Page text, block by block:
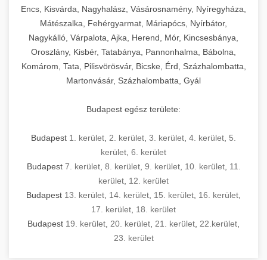
Encs, Kisvárda, Nagyhalász, Vásárosnamény, Nyíregyháza,
Mátészalka, Fehérgyarmat, Máriapócs, Nyírbátor,
Nagykálló, Várpalota, Ajka, Herend, Mór, Kincsesbánya,
Oroszlány, Kisbér, Tatabánya, Pannonhalma, Bábolna,
Komárom, Tata, Pilisvörösvár, Bicske, Érd, Százhalombatta,
Martonvásár, Százhalombatta, Gyál
Budapest egész területe:
Budapest 1. kerület 2. kerület 3. kerület 4. kerület 5.
kerület 6. kerület
Budapest 7. kerület, 8. kerület, 9. kerület, 10. kerület, 11.
kerület 12. kerület
Budapest 13. kerület 14. kerület 15. kerület 16. kerület
17. kerület 18. kerület
Budapest 19. kerület 20. kerület 21. kerület 22.kerület
23. kerület